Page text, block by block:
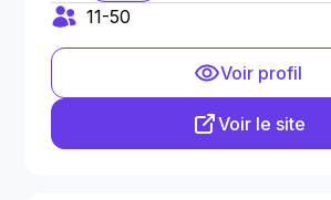
11-50
Voir profil
Voir le site